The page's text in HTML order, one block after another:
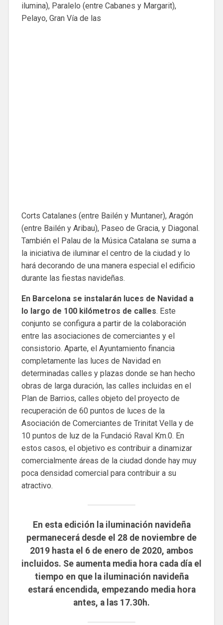
ilumina), Paralelo (entre Cabanes y Margarit),
Pelayo, Gran Vía de las
Corts Catalanes (entre Bailén y Muntaner), Aragón
(entre Bailén y Aribau), Paseo de Gracia, y Diagonal.
También el Palau de la Música Catalana se suma a
la iniciativa de iluminar el centro de la ciudad y lo
hará decorando de una manera especial el edificio
durante las fiestas navideñas.
En Barcelona se instalarán luces de Navidad a
lo largo de 100 kilómetros de calles. Este
conjunto se configura a partir de la colaboración
entre las asociaciones de comerciantes y el
consistorio. Aparte, el Ayuntamiento financia
completamente las luces de Navidad en
determinadas calles y plazas donde se han hecho
obras de larga duración, las calles incluidas en el
Plan de Barrios, calles objeto del proyecto de
recuperación de 60 puntos de luces de la
Asociación de Comerciantes de Trinitat Vella y de
10 puntos de luz de la Fundació Raval Km.0. En
estos casos, el objetivo es contribuir a dinamizar
comercialmente áreas de la ciudad donde hay muy
poca densidad comercial para contribuir a su
atractivo.
En esta edición la iluminación navideña
permanecerá desde el 28 de noviembre de
2019 hasta el 6 de enero de 2020, ambos
incluidos. Se aumenta media hora cada día el
tiempo en que la iluminación navideña
estará encendida, empezando media hora
antes, a las 17.30h.